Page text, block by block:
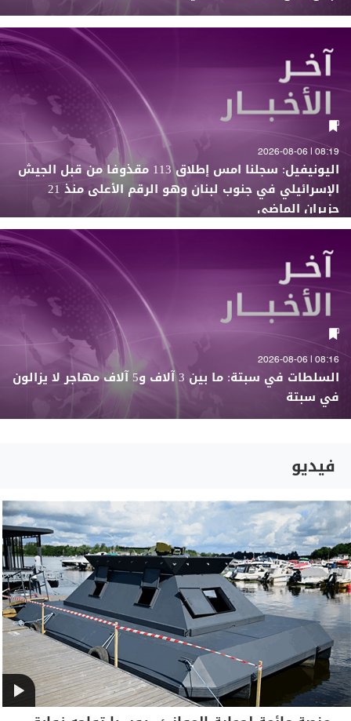
08:19 | 2026-08-06
اليونيفيل: سجلنا امس إطلاق 113 مقذوفا من قبل الجيش
الإسرائيلي في جنوب لبنان وهو الرقم الأعلى منذ 21
حزيران الماضي
08:16 | 2026-08-06
السلطات في سبتة: ما بين 3 آلاف و5 آلاف مهاجر لا يزالون
في سبتة
فيديو